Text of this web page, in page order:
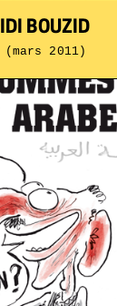
BOUZID
2011)